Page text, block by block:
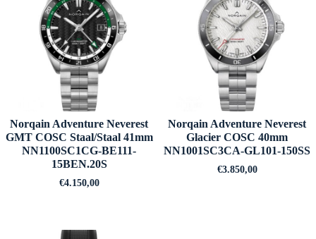
Norqain Adventure Neverest
GMT COSC Staal/Staal 41mm
NN1100SC1CG-BE111-
15BEN.20S
€4.150,00
Norqain Adventure Neverest
Glacier COSC 40mm
NN1001SC3CA-GL101-150SS
€3.850,00